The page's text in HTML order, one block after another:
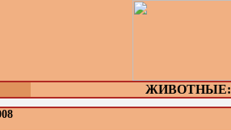
ЖИВОТНЫЕ: